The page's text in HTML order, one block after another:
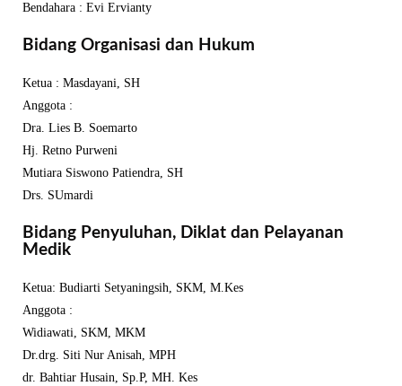
Bendahara : Evi Ervianty
Bidang Organisasi dan Hukum
Ketua : Masdayani, SH
Anggota :
Dra. Lies B. Soemarto
Hj. Retno Purweni
Mutiara Siswono Patiendra, SH
Drs. SUmardi
Bidang Penyuluhan, Diklat dan Pelayanan
Medik
Ketua: Budiarti Setyaningsih, SKM, M.Kes
Anggota :
Widiawati, SKM, MKM
Dr.drg. Siti Nur Anisah, MPH
dr. Bahtiar Husain, Sp.P, MH. Kes